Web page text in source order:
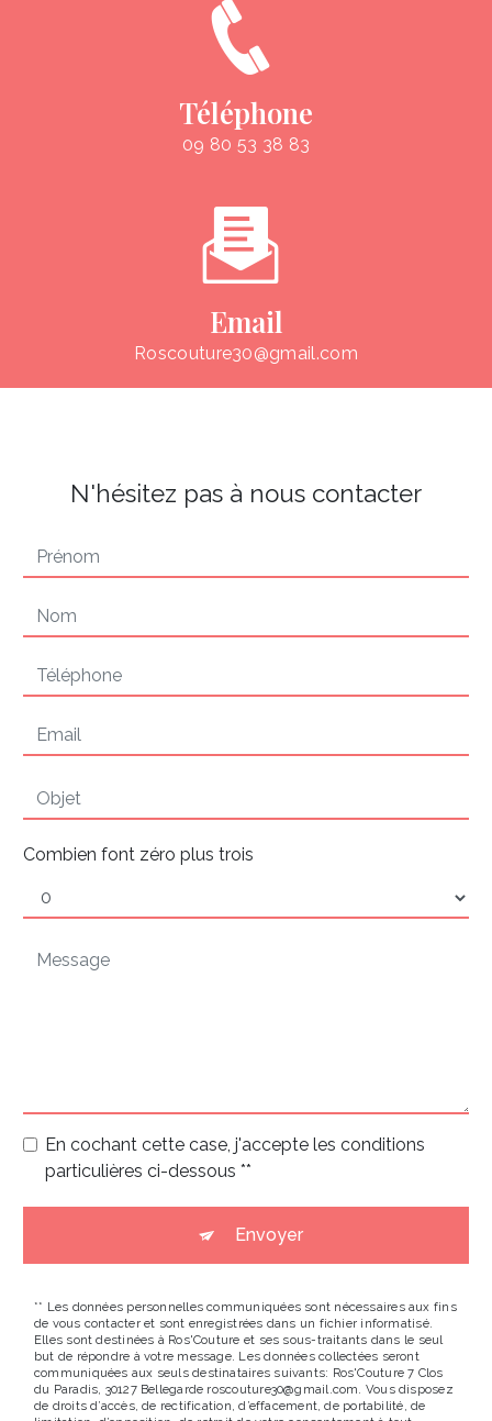
Téléphone
09 80 53 38 83
Email
roscouture30@gmail.com
N'hésitez pas à nous contacter
Combien font zéro plus trois
En cochant cette case, j'accepte les conditions
particulières ci-dessous **
Envoyer
** Les données personnelles communiquées sont nécessaires aux fins
de vous contacter et sont enregistrées dans un fichier informatisé.
Elles sont destinées à Ros'Couture et ses sous-traitants dans le seul
but de répondre à votre message. Les données collectées seront
communiquées aux seuls destinataires suivants: Ros'Couture 7 Clos
du Paradis, 30127 Bellegarde roscouture30@gmail.com. Vous disposez
de droits d’accès, de rectification, d’effacement, de portabilité, de